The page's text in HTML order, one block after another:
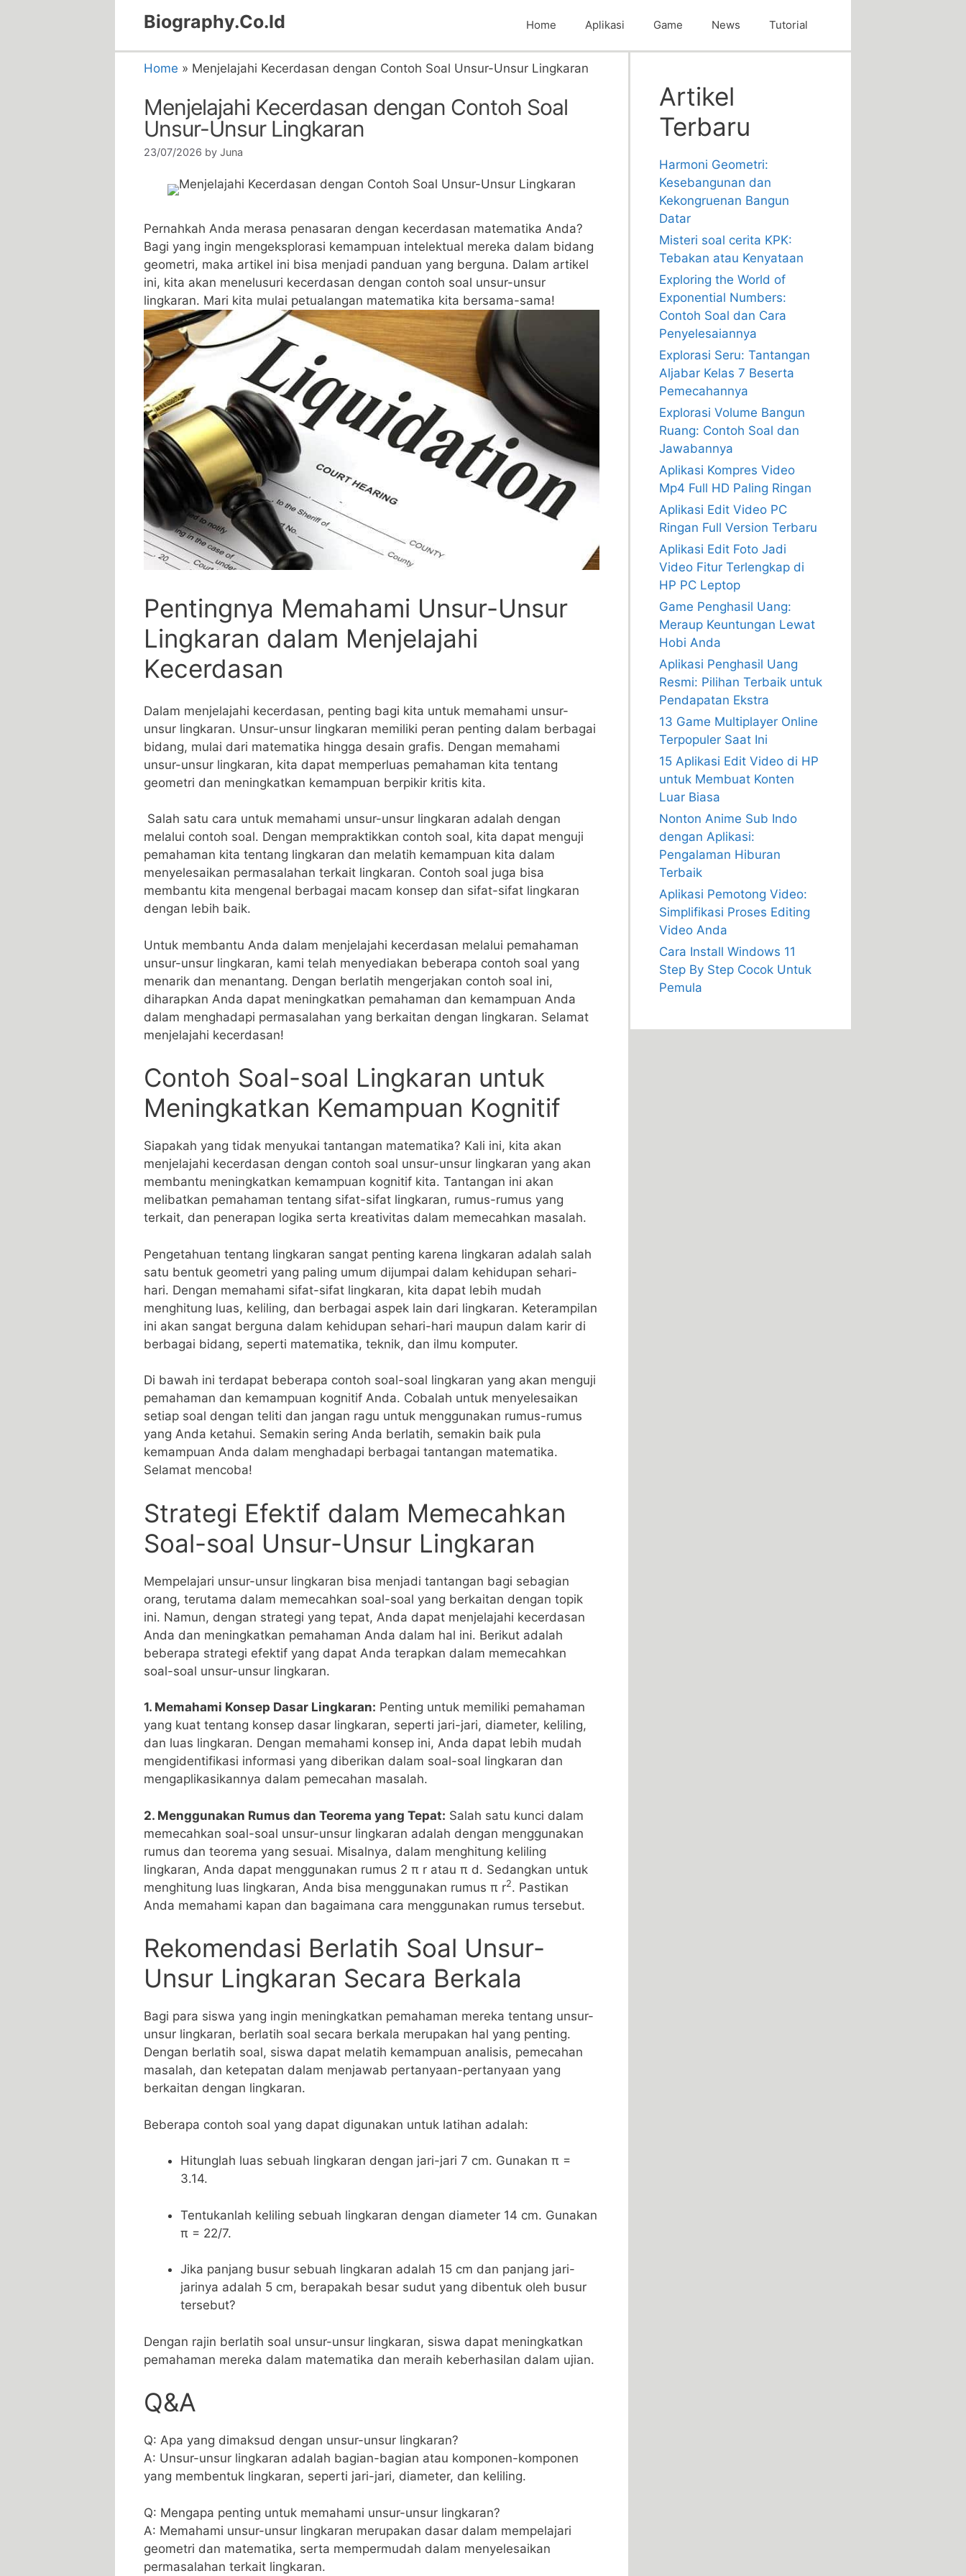
Biography.Co.Id Home Aplikasi Game News Tutorial
Home » Menjelajahi Kecerdasan dengan Contoh Soal Unsur-Unsur Lingkaran
Menjelajahi Kecerdasan dengan Contoh Soal
Unsur-Unsur Lingkaran
23/07/2026 by Juna
Pernahkah‌ Anda merasa penasaran dengan kecerdasan matematika Anda?
Bagi yang ingin mengeksplorasi⁤ kemampuan ​intelektual ‌mereka​ dalam bidang
geometri, maka artikel ini bisa ‍menjadi panduan yang ⁢berguna. Dalam ⁢artikel
ini, kita akan menelusuri kecerdasan dengan⁢ contoh soal unsur-unsur
lingkaran. Mari kita ​mulai petualangan matematika kita bersama-sama!
Pentingnya⁢ Memahami Unsur-Unsur
‍Lingkaran dalam Menjelajahi
⁣Kecerdasan
Dalam menjelajahi kecerdasan, penting ‍bagi kita untuk memahami unsur-
unsur lingkaran. Unsur-unsur ⁤lingkaran memiliki peran penting‍ dalam berbagai
bidang,⁣ mulai ‍dari matematika hingga desain grafis. Dengan memahami
unsur-unsur lingkaran, kita dapat ‌memperluas pemahaman kita⁢ tentang‍
geometri ⁤dan meningkatkan kemampuan berpikir ‌kritis kita.
⁢ Salah satu cara untuk memahami unsur-unsur lingkaran adalah dengan⁣
melalui contoh soal. Dengan mempraktikkan contoh soal, kita dapat menguji
pemahaman‌ kita tentang lingkaran⁤ dan melatih kemampuan kita ⁣dalam​
menyelesaikan permasalahan terkait lingkaran. Contoh soal juga⁢ bisa
membantu kita ​mengenal berbagai macam konsep ⁣dan ⁤sifat-sifat⁢ lingkaran
dengan ‌lebih baik.
Untuk membantu Anda dalam‌ menjelajahi⁣ kecerdasan⁤ melalui pemahaman
unsur-unsur lingkaran, kami telah menyediakan⁢ beberapa⁤ contoh soal yang‍
menarik dan menantang.​ Dengan berlatih mengerjakan contoh ⁣soal ini,
diharapkan ‍Anda dapat meningkatkan pemahaman ⁤dan kemampuan‍ Anda
dalam menghadapi⁢ permasalahan yang berkaitan ⁤dengan lingkaran. ‌Selamat
menjelajahi kecerdasan!
Contoh Soal-soal Lingkaran untuk​
Meningkatkan Kemampuan Kognitif
Siapakah⁢ yang tidak ‌menyukai tantangan matematika? Kali ⁣ini, kita ​akan
menjelajahi kecerdasan dengan​ contoh soal unsur-unsur lingkaran yang akan
membantu meningkatkan kemampuan kognitif kita. Tantangan ini akan
melibatkan ​pemahaman tentang sifat-sifat lingkaran, rumus-rumus yang
⁢terkait, ⁢dan penerapan logika serta kreativitas dalam memecahkan‍ masalah.
Pengetahuan tentang lingkaran ⁤sangat penting karena lingkaran adalah salah
satu bentuk geometri yang‌ paling umum dijumpai dalam kehidupan sehari-
hari. Dengan memahami ⁣sifat-sifat lingkaran, kita dapat‌ lebih mudah
menghitung luas, keliling, dan ​berbagai ⁢aspek ⁣lain dari lingkaran. Keterampilan
⁤ini ​akan ⁣sangat berguna dalam kehidupan​ sehari-hari maupun dalam karir di
berbagai bidang, seperti matematika, ​teknik, dan ilmu komputer.
Di ​bawah ini⁣ terdapat beberapa contoh soal-soal lingkaran yang akan menguji
pemahaman dan kemampuan ⁢kognitif Anda. Cobalah untuk menyelesaikan
setiap soal ‍dengan‌ teliti dan jangan ragu untuk ‍menggunakan‌ rumus-rumus
‌yang Anda ketahui. Semakin sering Anda berlatih, semakin ​baik​ pula
kemampuan Anda dalam menghadapi berbagai tantangan matematika.
Selamat mencoba!
Strategi Efektif dalam‌ Memecahkan
Soal-soal Unsur-Unsur ⁣Lingkaran
Mempelajari unsur-unsur lingkaran bisa menjadi‌ tantangan⁢ bagi sebagian
orang, terutama dalam⁣ memecahkan soal-soal yang berkaitan⁤ dengan topik
ini.⁢ Namun, dengan strategi ‍yang⁤ tepat, Anda dapat menjelajahi kecerdasan‌
Anda ‌dan⁣ meningkatkan pemahaman Anda dalam hal ini.⁣ Berikut adalah
beberapa strategi efektif yang dapat Anda terapkan dalam memecahkan
soal-soal unsur-unsur lingkaran.
1. Memahami‍ Konsep Dasar Lingkaran: ‌Penting untuk ⁣memiliki pemahaman ​
yang kuat tentang konsep dasar lingkaran,​ seperti jari-jari, diameter, keliling,
dan luas lingkaran. ​Dengan memahami konsep ini, Anda dapat lebih mudah
mengidentifikasi informasi​ yang ‍diberikan dalam ‌soal-soal lingkaran dan
mengaplikasikannya dalam ⁣pemecahan masalah.
2. Menggunakan ⁤Rumus dan Teorema yang Tepat: Salah⁤ satu kunci dalam
memecahkan‍ soal-soal unsur-unsur ⁢lingkaran adalah dengan menggunakan
⁣rumus dan teorema yang sesuai. Misalnya, dalam menghitung keliling
lingkaran, Anda dapat menggunakan rumus 2 π r atau π d. Sedangkan⁤ untuk‍
menghitung luas​ lingkaran,⁤ Anda bisa menggunakan rumus π r2. Pastikan
‌Anda memahami ​kapan dan‌ bagaimana cara menggunakan rumus tersebut.
Rekomendasi Berlatih ⁢Soal Unsur-
Unsur Lingkaran Secara Berkala
Bagi para siswa yang ingin meningkatkan pemahaman mereka tentang unsur-
unsur lingkaran,‌ berlatih soal secara berkala merupakan hal ‌yang penting.
Dengan⁣ berlatih soal, ⁢siswa dapat melatih kemampuan analisis, pemecahan
masalah, dan ketepatan dalam‌ menjawab pertanyaan-pertanyaan yang
berkaitan dengan lingkaran.
Beberapa contoh soal yang dapat ‌digunakan untuk latihan adalah:
Hitunglah luas sebuah lingkaran dengan jari-jari 7 cm. Gunakan π =
‌3.14.
Tentukanlah keliling sebuah lingkaran dengan diameter 14 cm. Gunakan
π = 22/7.
Jika panjang busur sebuah ​lingkaran adalah 15 ⁣cm dan panjang jari-
jarinya adalah 5 ​cm,⁤ berapakah besar sudut yang dibentuk​ oleh ​busur
tersebut?
Dengan rajin berlatih‍ soal⁢ unsur-unsur ‌lingkaran, siswa⁢ dapat meningkatkan
pemahaman‍ mereka dalam matematika dan⁤ meraih keberhasilan dalam ujian.
Q&A
Q: Apa yang ‌dimaksud dengan unsur-unsur lingkaran?
A: Unsur-unsur lingkaran​ adalah bagian-bagian atau komponen-komponen
yang ⁢membentuk lingkaran, seperti⁤ jari-jari, diameter, dan keliling.
Q: Mengapa ‌penting untuk memahami unsur-unsur lingkaran?
A: Memahami ​unsur-unsur lingkaran‌ merupakan ‍dasar dalam mempelajari
geometri dan ‍matematika, serta mempermudah dalam menyelesaikan
permasalahan terkait⁣ lingkaran.
Artikel
Terbaru
Harmoni Geometri:
Kesebangunan dan
Kekongruenan Bangun
Datar
Misteri soal cerita KPK:
Tebakan atau Kenyataan
Exploring the World of
Exponential Numbers:
Contoh Soal dan Cara
Penyelesaiannya
Explorasi Seru: Tantangan
Aljabar Kelas 7 Beserta
Pemecahannya
Explorasi Volume Bangun
Ruang: Contoh Soal dan
Jawabannya
Aplikasi Kompres Video
Mp4 Full HD Paling Ringan
Aplikasi Edit Video PC
Ringan Full Version Terbaru
Aplikasi Edit Foto Jadi
Video Fitur Terlengkap di
HP PC Leptop
Game Penghasil Uang:
Meraup Keuntungan Lewat
Hobi Anda
Aplikasi Penghasil Uang
Resmi: Pilihan Terbaik untuk
Pendapatan Ekstra
13 Game Multiplayer Online
Terpopuler Saat Ini
15 Aplikasi Edit Video di HP
untuk Membuat Konten
Luar Biasa
Nonton Anime Sub Indo
dengan Aplikasi:
Pengalaman Hiburan
Terbaik
Aplikasi Pemotong Video:
Simplifikasi Proses Editing
Video Anda
Cara Install Windows 11
Step By Step Cocok Untuk
Pemula